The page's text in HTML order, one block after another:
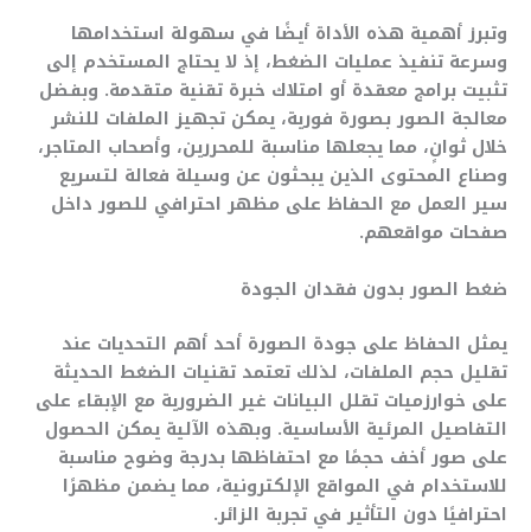
وتبرز أهمية هذه الأداة أيضًا في سهولة استخدامها
وسرعة تنفيذ عمليات الضغط، إذ لا يحتاج المستخدم إلى
تثبيت برامج معقدة أو امتلاك خبرة تقنية متقدمة. وبفضل
معالجة الصور بصورة فورية، يمكن تجهيز الملفات للنشر
خلال ثوانٍ، مما يجعلها مناسبة للمحررين، وأصحاب المتاجر،
وصناع المحتوى الذين يبحثون عن وسيلة فعالة لتسريع
سير العمل مع الحفاظ على مظهر احترافي للصور داخل
صفحات مواقعهم.
ضغط الصور بدون فقدان الجودة
يمثل الحفاظ على جودة الصورة أحد أهم التحديات عند
تقليل حجم الملفات، لذلك تعتمد تقنيات الضغط الحديثة
على خوارزميات تقلل البيانات غير الضرورية مع الإبقاء على
التفاصيل المرئية الأساسية. وبهذه الآلية يمكن الحصول
على صور أخف حجمًا مع احتفاظها بدرجة وضوح مناسبة
للاستخدام في المواقع الإلكترونية، مما يضمن مظهرًا
احترافيًا دون التأثير في تجربة الزائر.